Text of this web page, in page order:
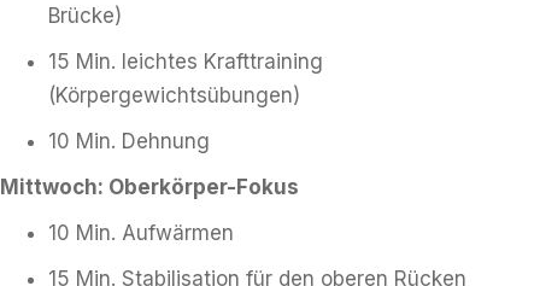
Brücke)
15 Min. leichtes Krafttraining
(Körpergewichtsübungen)
10 Min. Dehnung
Mittwoch: Oberkörper-Fokus
10 Min. Aufwärmen
15 Min. Stabilisation für den oberen Rücken